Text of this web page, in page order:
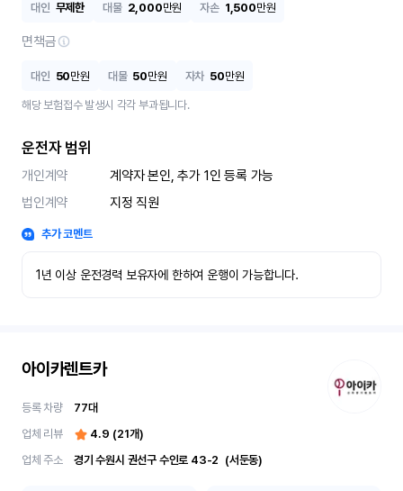
대인 무제한 대물 2,000만원 자손 1,500만원
면책금
대인 50만원 대물 50만원 자차 50만원
해당 보험접수 발생시 각각 부과됩니다.
운전자 범위
개인계약
계약자 본인, 추가 1인 등록 가능
법인계약
지정 직원
추가 코멘트
1년 이상 운전경력 보유자에 한하여 운행이 가능합니다.
아이카렌트카
등록 차량 77대
업체 리뷰
4.9 (21개)
업체 주소
경기 수원시 권선구 수인로 43-2	(서둔동)